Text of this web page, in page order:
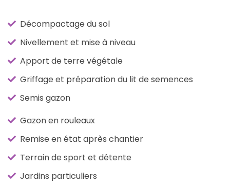
Décompactage du sol
Nivellement et mise à niveau
Apport de terre végétale
Griffage et préparation du lit de semences
Semis gazon
Gazon en rouleaux
Remise en état après chantier
Terrain de sport et détente
Jardins particuliers